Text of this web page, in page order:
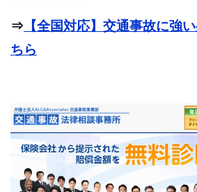
⇒ 【全国対応】交通事故に強
ちら